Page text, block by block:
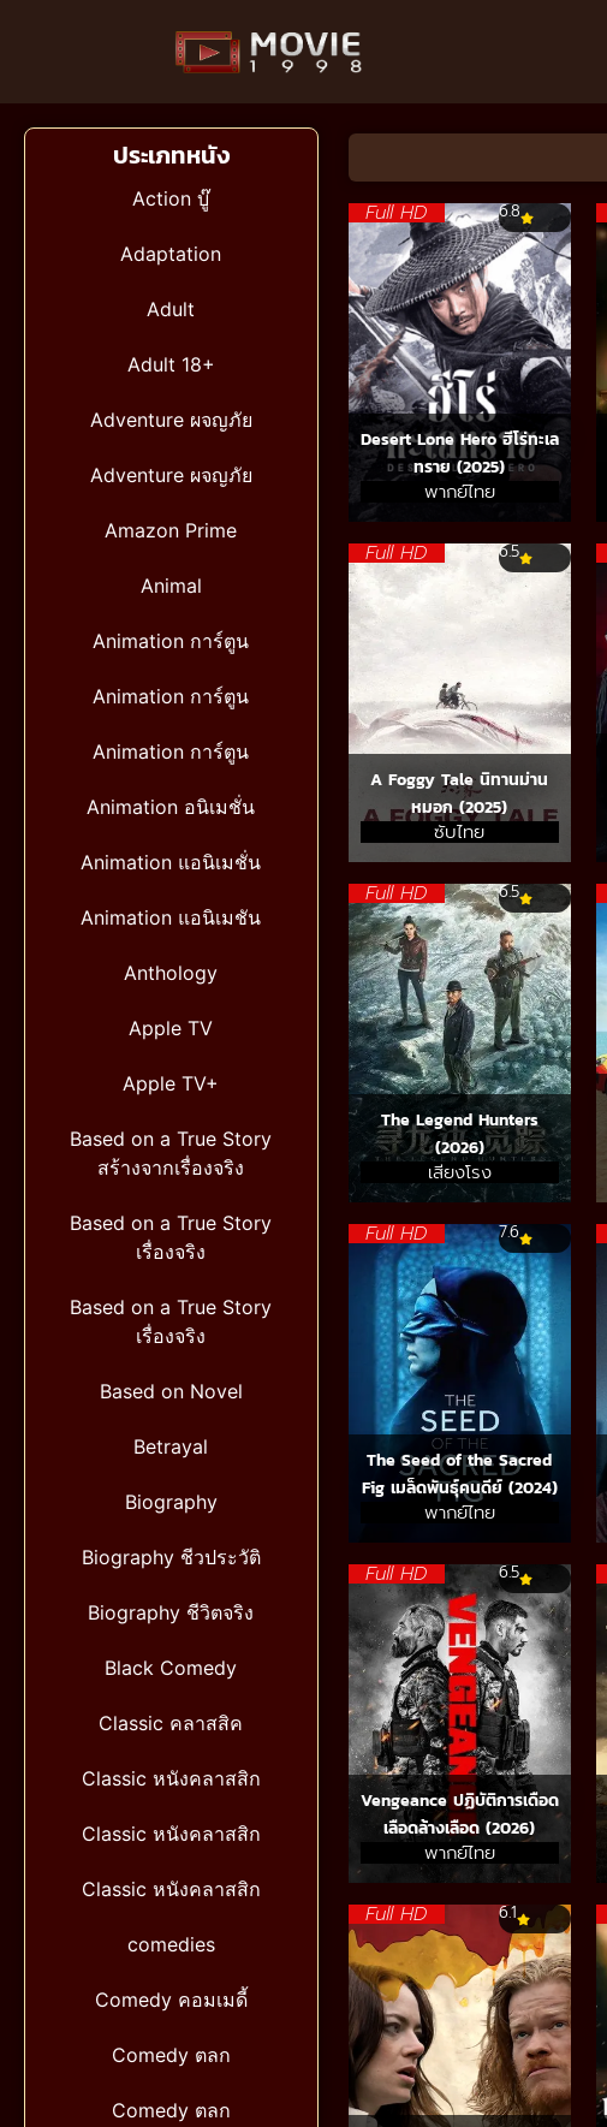
ประเภทหนัง
Action บู๊
Adaptation
Adult
Adult 18+
Adventure ผจญภัย
Adventure ผจญภัย
Amazon Prime
Animal
Animation การ์ตูน
Animation การ์ตูน
Animation การ์ตูน
Animation อนิเมชั่น
Animation แอนิเมชั่น
Animation แอนิเมชัน
Anthology
Apple TV
Apple TV+
Based on a True Story
สร้างจากเรื่องจริง
Based on a True Story
เรื่องจริง
Based on a True Story
เรื่องจริง
Based on Novel
Betrayal
Biography
Biography ชีวประวัติ
Biography ชีวิตจริง
Black Comedy
Classic คลาสสิค
Classic หนังคลาสสิก
Classic หนังคลาสสิก
Classic หนังคลาสสิก
comedies
Comedy คอมเมดี้
Comedy ตลก
Comedy ตลก
Full HD 6.8
Desert Lone Hero ฮีโร่ทะเล
ทราย (2025)
พากย์ไทย
Full HD 6.5
A Foggy Tale นิทานม่าน
หมอก (2025)
ซับไทย
Full HD 6.5
The Legend Hunters
(2026)
เสียงโรง
Full HD 7.6
The Seed of the Sacred
Fig เมล็ดพันธุ์คนดีย์ (2024)
พากย์ไทย
Full HD 6.5
Vengeance ปฏิบัติการเดือด
เลือดล้างเลือด (2026)
พากย์ไทย
Full HD 6.1